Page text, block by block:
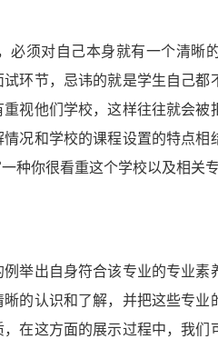
必须对自己本身就有一个清晰
环节，忌讳的就是学生自己
视他们学校，这样往往就会
况和学校的课程设置的特点
种你很看重这个学校以及相关专
举出自身符合该专业的专业
的认识和了解，并把这些专
在这方面的展示过程中，我